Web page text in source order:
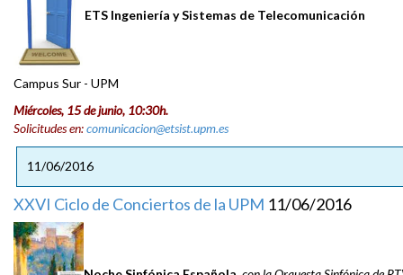
ETS Ingeniería y Sistemas de Telecomunicación
Campus Sur - UPM
Miércoles, 15 de junio, 10:30h.
Solicitudes en:comunicacion@etsist.upm.es
11/06/2016
XXVI Ciclo de Conciertos de la UPM 11/06/2016